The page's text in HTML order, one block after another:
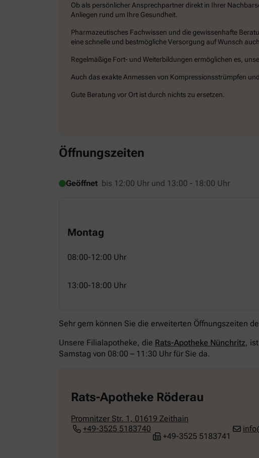
Ob als persönlicher Ansprechpartner direkt in Ihrer
Anliegen rund um Ihre Gesundheit.
Pharmazeutisches Fachwissen und die gewissenhafte
eine schnelle und bestmögliche Versorgung auf Wunsch
Regelmäßige Fort- und Weiterbildungen ermöglichen es,
Auch das exakte Anmessen von Kompressionsstrümpfen
Gute Beratung vor Ort ist durch nichts zu ersetzen.
Öffnungszeiten
Geöffnet bis 12:00 Uhr und 13:00 - 18:00 Uhr
Montag
08:00-12:00 Uhr
13:00-18:00 Uhr
Sehr gern können Sie die erweiterten Öffnungszeiten
Unsere Filialapotheke, die Rats-Apotheke Nünchritz,
Samstag von 08:00 – 11:30 Uhr für Sie da.
Rats-Apotheke Röderau
Promnitzer Str. 1 , 01619 Zeithain
+49-3525 5183740
+49-3525 5183741